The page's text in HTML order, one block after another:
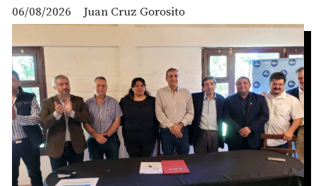
Juan Cruz Gorosito
06/08/2026